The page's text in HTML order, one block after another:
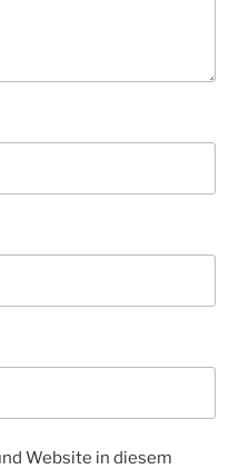
Website in diesem